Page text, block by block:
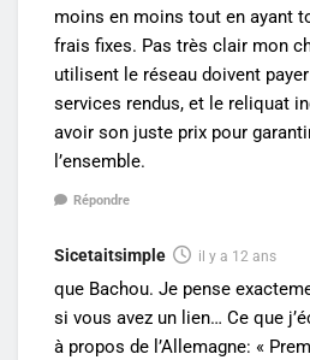
moins en moins tout en ayant
frais fixes. Pas très clair mon
utilisent le réseau doivent
services rendus, et le reliquat
avoir son juste prix pour
l’ensemble.
Répondre
Sicetaitsimple il y a 12 ans
que Bachou. Je pense
si vous avez un lien… Ce que
à propos de l’Allemagne: «